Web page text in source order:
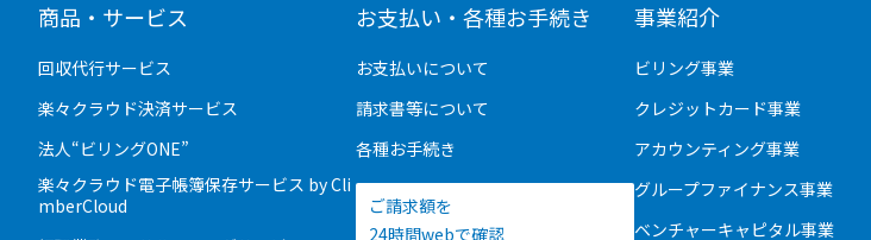
商品・サービス
回収代行サービス
楽々クラウド決済サービス
法人“ビリングONE”
楽々クラウド電子帳簿保存サービス by Cli
mberCloud
お支払い・各種お手続き
お支払いについて
請求書等について
各種お手続き
ご請求額を
24時間webで確認
事業紹介
ビリング事業
クレジットカード事業
アカウンティング事業
グループファイナンス事業
ベンチャーキャピタル事業